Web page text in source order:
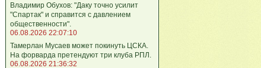
Владимир Обухов: "Даку точно усилит
"Спартак" и справится с давлением
общественности".
06.08.2026 22:07:10
Тамерлан Мусаев может покинуть ЦСКА.
На форварда претендуют три клуба РПЛ.
06.08.2026 21:36:32